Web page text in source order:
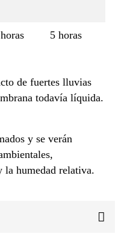
5 horas
de fuertes lluvias
todavía líquida.
y se verán
la humedad relativa.